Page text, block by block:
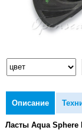
Описание
Ласты Aqua Sphere